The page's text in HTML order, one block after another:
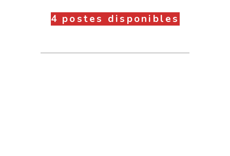
4 postes disponibles